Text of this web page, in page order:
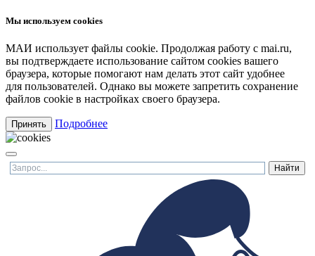
Мы используем cookies
МАИ использует файлы cookie. Продолжая работу с mai.ru,
вы подтверждаете использование сайтом cookies вашего
браузера, которые помогают нам делать этот сайт удобнее
для пользователей. Однако вы можете запретить сохранение
файлов cookie в настройках своего браузера.
Принять Подробнее